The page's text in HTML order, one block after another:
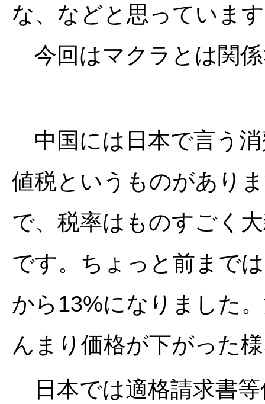
な、などと思っていま
今回はマクラとは関
中国には日本で言う消
値税というものがあり
で、税率はものすごく
です。ちょっと前まで
から13%になりました
んまり価格が下がった
日本では適格請求書